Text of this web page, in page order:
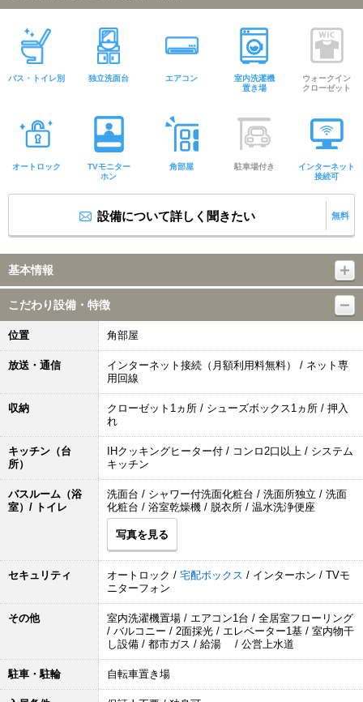
バス・トイレ別 独立洗面台 エアコン
室内洗濯機
置き場
ウォークイン
クローゼット
オートロック
TVモニター
ホン
角部屋 駐車場付き
インターネット
接続可
設備について詳しく聞きたい 無料
基本情報
こだわり設備・特徴
位置 角部屋
放送・通信
インターネット接続（月額利用料無料） / ネット専
用回線
収納
クローゼット1ヵ所 / シューズボックス1ヵ所 / 押入
れ
キッチン（台
所）
IHクッキングヒーター付 / コンロ2口以上 / システム
キッチン
バスルーム（浴
室）/ トイレ
洗面台 / シャワー付洗面化粧台 / 洗面所独立 / 洗面
化粧台 / 浴室乾燥機 / 脱衣所 / 温水洗浄便座
写真を見る
セキュリティ オートロック / 宅配ボックス / インターホン / TVモ
ニターフォン
その他
室内洗濯機置場 / エアコン1台 / 全居室フローリング
/ バルコニー / 2面採光 / エレベーター1基 / 室内物干
し設備 / 都市ガス / 給湯 / 公営上水道
駐車・駐輪 自転車置き場